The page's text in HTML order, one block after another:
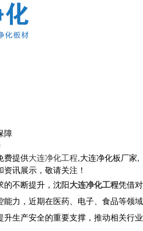
障​
费提供大连净化工程,大连净化板厂家,
讯展示，敬请关注！
的不断提升，沈阳大连净化工程凭借对
力，近期在医药、电子、食品等领域
生产安全的重要支撑，推动相关行业